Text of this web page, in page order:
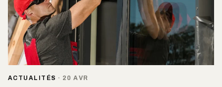
ACTUALITÉS · 20 AVR